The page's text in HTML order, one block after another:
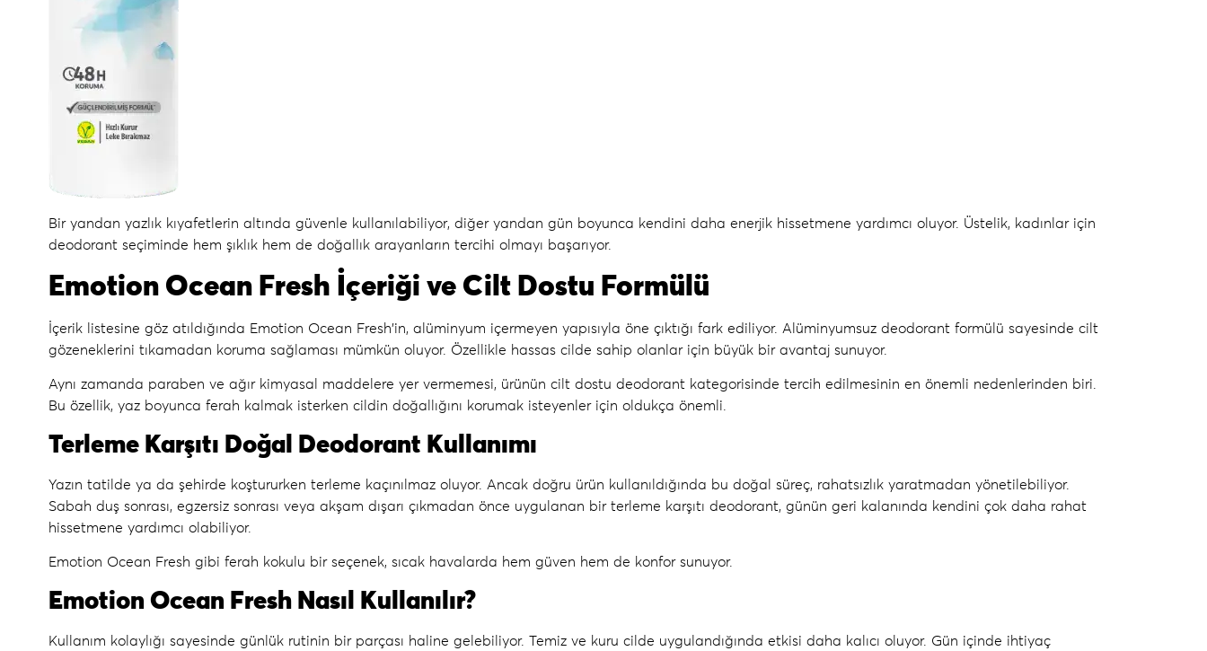
Bir yandan yazlık kıyafetlerin altında güvenle kullanılabiliyor, diğer yandan gün boyunca kendini daha enerjik hissetmene yardımcı oluyor. Üstelik, kadınlar için
deodorantseçiminde hem şıklık hem de doğallık arayanların tercihi olmayı başarıyor.
Emotion Ocean Fresh İçeriği ve Cilt Dostu Formülü
İçerik listesine göz atıldığında Emotion Ocean Fresh’in, alüminyum içermeyen yapısıyla öne çıktığı fark ediliyor. Alüminyumsuz deodorantformülü sayesinde cilt
gözeneklerini tıkamadan koruma sağlaması mümkün oluyor. Özellikle hassas cilde sahip olanlar için büyük bir avantaj sunuyor.
Aynı zamanda paraben ve ağır kimyasal maddelere yer vermemesi, ürünün cilt dostu deodorantkategorisinde tercih edilmesinin en önemli nedenlerinden biri.
Bu özellik, yaz boyunca ferah kalmak isterken cildin doğallığını korumak isteyenler için oldukça önemli.
Terleme Karşıtı Doğal Deodorant Kullanımı
Yazın tatilde ya da şehirde koştururken terleme kaçınılmaz oluyor. Ancak doğru ürün kullanıldığında bu doğal süreç, rahatsızlık yaratmadan yönetilebiliyor.
Sabah duş sonrası, egzersiz sonrası veya akşam dışarı çıkmadan önce uygulanan bir terleme karşıtı deodorant, günün geri kalanında kendini çok daha rahat
hissetmene yardımcı olabiliyor.
Emotion Ocean Fresh gibi ferah kokulu bir seçenek, sıcak havalarda hem güven hem de konfor sunuyor.
Emotion Ocean Fresh Nasıl Kullanılır?
Kullanım kolaylığı sayesinde günlük rutinin bir parçası haline gelebiliyor. Temiz ve kuru cilde uygulandığında etkisi daha kalıcı oluyor. Gün içinde ihtiyaç